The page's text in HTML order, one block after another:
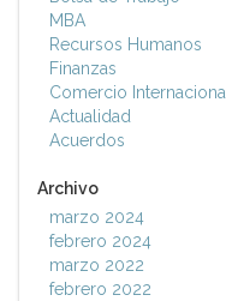
MBA
Recursos Humanos
Finanzas
Comercio Internacional
Actualidad
Acuerdos
Archivo
marzo 2024
febrero 2024
marzo 2022
febrero 2022